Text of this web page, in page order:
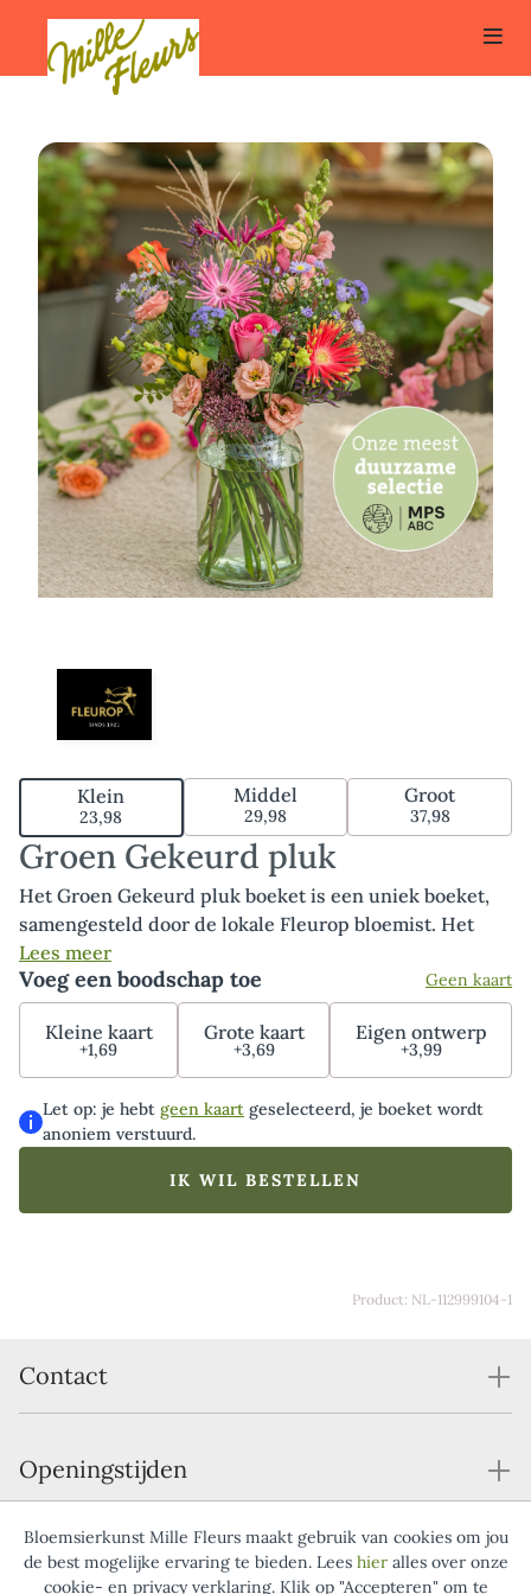
Groen Gekeurd pluk
Het Groen Gekeurd pluk boeket is een uniek boeket,
samengesteld door de lokale Fleurop bloemist. Het
boeket bestaat uit duurzaam gekwalificeerde MPS-A+
en MPS-A kwaliteitsbloemen die op het moment van
bestellen goed beschikbaar zijn. MPS- ABC is het
wereldwijde certificaat dat duurzaamheid van bloemen
aantoonbaar maakt. Door te kiezen voor een Groen
en groene keuze uit het Fleurop assortiment. Het
afgebeelde boeket is een voorbeeld van het
middelformaat. Omdat het boeket wordt samengesteld
met de mooiste bloemen die op dat moment
afwijken van het voorbeeld, afhankelijk van de
Lees meer
Klein
23,98
Middel
29,98
Groot
37,98
Voeg een boodschap toe Geen kaart
Kleine kaart
+1,69
Grote kaart
+3,69
Eigen ontwerp
+3,99
Let op: je hebt geen kaart geselecteerd, je boeket wordt
anoniem verstuurd.
IK WIL BESTELLEN
Product: NL-112999104-1
Contact
Openingstijden
Service
Bloemsierkunst Mille Fleurs maakt gebruik van cookies om jou
de best mogelijke ervaring te bieden. Lees hieralles over onze
cookie- en privacy verklaring. Klik op "Accepteren" om te